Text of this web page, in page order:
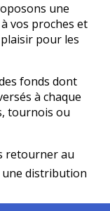
une
vos proches et
pour les
fonds dont
à chaque
tournois ou
retourner au
une distribution